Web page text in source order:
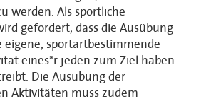
werden. Als sportliche
gefordert, dass die Ausübung
eigene, sportartbestimmende
eines*r jeden zum Ziel haben
Die Ausübung der
Aktivitäten muss zudem